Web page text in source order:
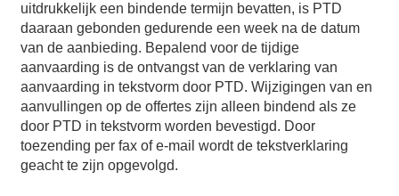
uitdrukkelijk een bindende termijn bevatten, is PTD
daaraan gebonden gedurende een week na de datum
van de aanbieding. Bepalend voor de tijdige
aanvaarding is de ontvangst van de verklaring van
aanvaarding in tekstvorm door PTD. Wijzigingen van en
aanvullingen op de offertes zijn alleen bindend als ze
door PTD in tekstvorm worden bevestigd. Door
toezending per fax of e-mail wordt de tekstverklaring
geacht te zijn opgevolgd.